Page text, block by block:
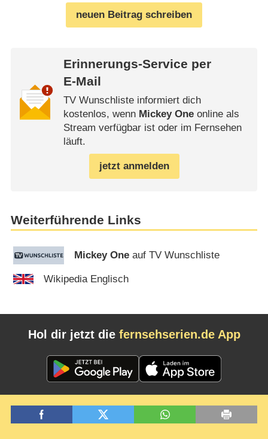
neuen Beitrag schreiben
Erinnerungs-Service per
E-Mail
TV Wunschliste informiert dich
kostenlos, wenn Mickey Oneonline als
Stream verfügbar ist oder im Fernsehen
läuft.
jetzt anmelden
Weiterführende Links
Mickey One auf TV Wunschliste
Wikipedia Englisch
Hol dir jetzt die fernsehserien.de App